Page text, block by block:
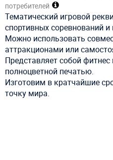
потребителей
Тематический игровой
спортивных соревнований
Можно использовать
аттракционами или
Представляет собой
полноцветной печатью.
Изготовим в кратчайшие
точку мира.